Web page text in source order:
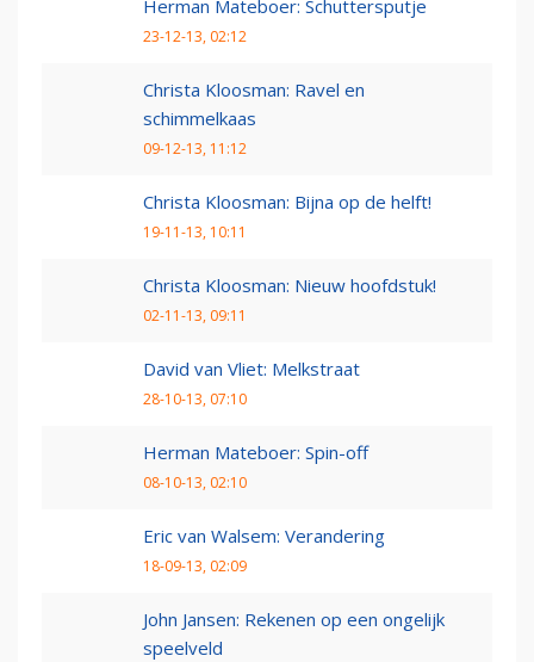
Herman Mateboer: Schuttersputje
23-12-13, 02:12
Christa Kloosman: Ravel en
schimmelkaas
09-12-13, 11:12
Christa Kloosman: Bijna op de helft!
19-11-13, 10:11
Christa Kloosman: Nieuw hoofdstuk!
02-11-13, 09:11
David van Vliet: Melkstraat
28-10-13, 07:10
Herman Mateboer: Spin-off
08-10-13, 02:10
Eric van Walsem: Verandering
18-09-13, 02:09
John Jansen: Rekenen op een ongelijk
speelveld